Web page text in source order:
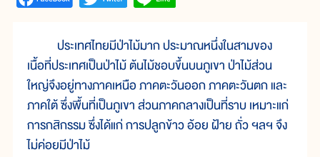
ประเทศไทยมีป่าไม้มาก ประมาณหนึ่งในสามของ
เนื้อที่ประเทศเป็นป่าไม้ ต้นไม้ชอบขึ้นบนภูเขา ป่าไม้ส่วน
ใหญ่จึงอยู่ทางภาคเหนือ ภาคตะวันออก ภาคตะวันตก และ
ภาคใต้ ซึ่งพื้นที่เป็นภูเขา ส่วนภาคกลางเป็นที่ราบ เหมาะแก่
การกสิกรรม ซึ่งได้แก่ การปลูกข้าว อ้อย ฝ้าย ถั่ว ฯลฯ จึง
ไม่ค่อยมีป่าไม้